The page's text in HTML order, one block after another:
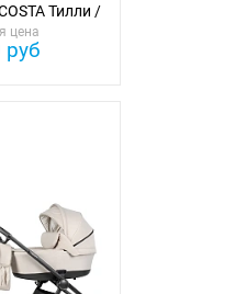
Тилли /
цена
руб